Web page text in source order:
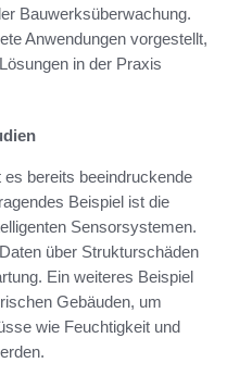
Bauwerksüberwachung.
Anwendungen vorgestellt,
in der Praxis
bereits beeindruckende
Beispiel ist die
Sensorsystemen.
über Strukturschäden
Ein weiteres Beispiel
Gebäuden, um
wie Feuchtigkeit und